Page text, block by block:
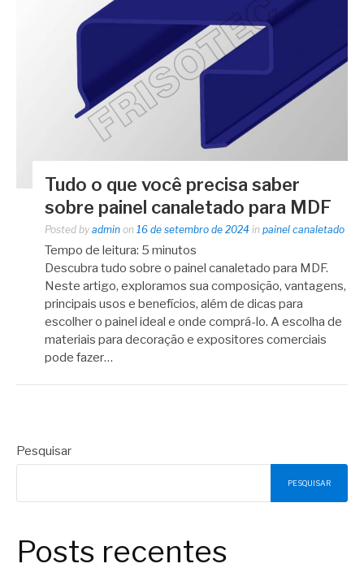
Tudo o que você precisa saber
sobre painel canaletado para MDF
Posted by admin on 16 de setembro de 2024 in painel canaletado
Tempo de leitura: 5 minutos
Descubra tudo sobre o painel canaletado para MDF.
Neste artigo, exploramos sua composição, vantagens,
principais usos e benefícios, além de dicas para
escolher o painel ideal e onde comprá-lo. A escolha de
materiais para decoração e expositores comerciais
pode fazer…
Pesquisar
PESQUISAR
Posts recentes